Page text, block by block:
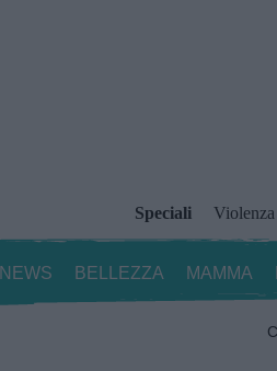
Speciali
NEWS BELLEZZA MAMMA